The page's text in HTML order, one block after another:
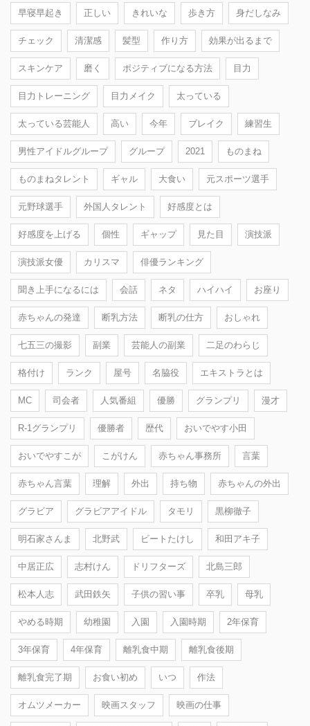
早寝早起き 正しい きれいな 歩き方 身だしなみ
チェック 清潔感 髪型 作り方 効果が出るまで
スキンケア 磨く ポジティブになる方法 目力
目力トレーニング 目力メイク 太っている
太っている芸能人 高い 今年 ブレイク 練習生
男性アイドルグループ グループ 2021 ものまね
ものまねタレント ギャル 大食い 元スポーツ選手
元野球選手 外国人タレント 好感度とは
好感度を上げる 個性 ギャップ 見た目 演技派
演技派女優 カリスマ 俳優ランキング
聞き上手になるには 会話 ネタ ハイハイ お座り
赤ちゃんの発達 断乳方法 断乳の仕方 おしゃれ
七五三の撮影 副業 芸能人の副業 二足のわらじ
格付け ランク 屋号 名脇役 エキストラとは
MC 司会者 人気番組 優勝 グランプリ 漫才
R-1グランプリ 優勝者 歴代 おいでやす小田
おいでやすこが こがけん 赤ちゃん事務所 言葉
赤ちゃん言葉 理解 外出 持ち物 赤ちゃんの外出
グラビア グラビアアイドル タモリ 黒柳徹子
明石家さんま 北野武 ビートたけし 和田アキ子
中居正広 志村けん ドリフターズ 北島三郎
松本人志 武田鉄矢 子供の習い事 卒乳 母乳
やめる時期 幼稚園 入園 入園時期 2年保育
3年保育 4年保育 離乳食中期 離乳食後期
離乳食完了期 お食い初め いつ 作法
オムツメーカー 映画スタッフ 映画の仕事